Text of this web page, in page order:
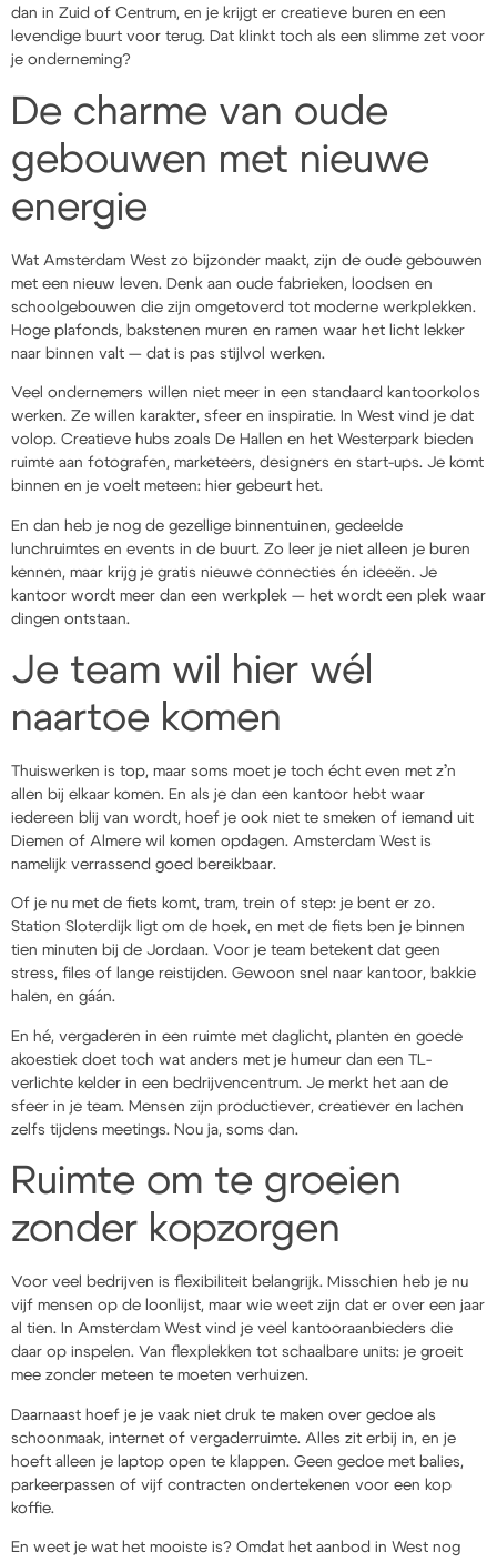
dan in Zuid of Centrum, en je krijgt er creatieve buren en een
levendige buurt voor terug. Dat klinkt toch als een slimme zet voor
je onderneming?
De charme van oude
gebouwen met nieuwe
energie
Wat Amsterdam West zo bijzonder maakt, zijn de oude gebouwen
met een nieuw leven. Denk aan oude fabrieken, loodsen en
schoolgebouwen die zijn omgetoverd tot moderne werkplekken.
Hoge plafonds, bakstenen muren en ramen waar het licht lekker
naar binnen valt — dat is pas stijlvol werken.
Veel ondernemers willen niet meer in een standaard kantoorkolos
werken. Ze willen karakter, sfeer en inspiratie. In West vind je dat
volop. Creatieve hubs zoals De Hallen en het Westerpark bieden
ruimte aan fotografen, marketeers, designers en start-ups. Je komt
binnen en je voelt meteen: hier gebeurt het.
En dan heb je nog de gezellige binnentuinen, gedeelde
lunchruimtes en events in de buurt. Zo leer je niet alleen je buren
kennen, maar krijg je gratis nieuwe connecties én ideeën. Je
kantoor wordt meer dan een werkplek — het wordt een plek waar
dingen ontstaan.
Je team wil hier wél
naartoe komen
Thuiswerken is top, maar soms moet je toch écht even met z’n
allen bij elkaar komen. En als je dan een kantoor hebt waar
iedereen blij van wordt, hoef je ook niet te smeken of iemand uit
Diemen of Almere wil komen opdagen. Amsterdam West is
namelijk verrassend goed bereikbaar.
Of je nu met de fiets komt, tram, trein of step: je bent er zo.
Station Sloterdijk ligt om de hoek, en met de fiets ben je binnen
tien minuten bij de Jordaan. Voor je team betekent dat geen
stress, files of lange reistijden. Gewoon snel naar kantoor, bakkie
halen, en gáán.
En hé, vergaderen in een ruimte met daglicht, planten en goede
akoestiek doet toch wat anders met je humeur dan een TL-
verlichte kelder in een bedrijvencentrum. Je merkt het aan de
sfeer in je team. Mensen zijn productiever, creatiever en lachen
zelfs tijdens meetings. Nou ja, soms dan.
Ruimte om te groeien
zonder kopzorgen
Voor veel bedrijven is flexibiliteit belangrijk. Misschien heb je nu
vijf mensen op de loonlijst, maar wie weet zijn dat er over een jaar
al tien. In Amsterdam West vind je veel kantooraanbieders die
daar op inspelen. Van flexplekken tot schaalbare units: je groeit
mee zonder meteen te moeten verhuizen.
Daarnaast hoef je je vaak niet druk te maken over gedoe als
schoonmaak, internet of vergaderruimte. Alles zit erbij in, en je
hoeft alleen je laptop open te klappen. Geen gedoe met balies,
parkeerpassen of vijf contracten ondertekenen voor een kop
koffie.
En weet je wat het mooiste is? Omdat het aanbod in West nog